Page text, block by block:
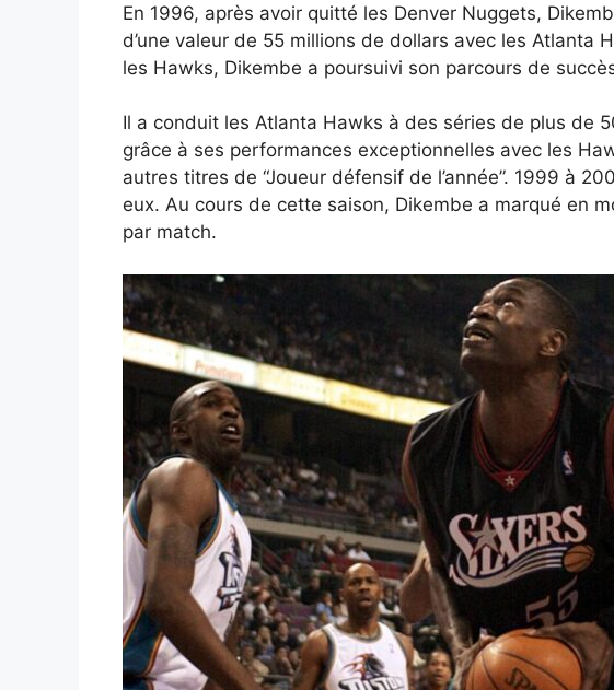
En 1996, après avoir quitté les Denver Nuggets,
d’une valeur de 55 millions de dollars avec les Atlanta
les Hawks, Dikembe a poursuivi son parcours de
Il a conduit les Atlanta Hawks à des séries de plus de
grâce à ses performances exceptionnelles avec les
autres titres de “Joueur défensif de l’année”. 1999 à
eux. Au cours de cette saison, Dikembe a marqué en
par match.